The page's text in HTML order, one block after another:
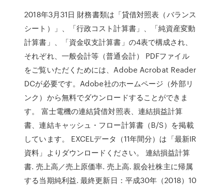
2018年3月31日 財務書類は「貸借対照表（バランス
シート）」、「行政コスト計算書」、「純資産変動
計算書」、「資金収支計算書」の4表で構成され、
それぞれ、一般会計等（普通会計） PDFファイル
をご覧いただくためには、Adobe Acrobat Reader
DCが必要です。Adobe社のホームページ（外部リ
ンク）から無料でダウンロードすることができま
す。 富士電機の連結貸借対照表、連結損益計算
書、連結キャッシュ・フロー計算書（B/S）を掲載
しています。 EXCELデータ（11年間分）は「最新IR
資料」よりダウンロードください。 連結損益計算
書. 売上高／売上原価率. 売上高. 親会社株主に帰属
する当期純利益. 最終更新日：平成30年（2018）10